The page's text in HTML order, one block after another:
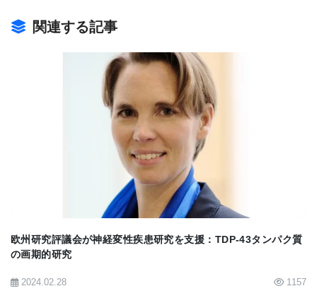
を形成し、オートファジーの準備のためにポリユビ
キチン化されたタンパク質凝集体を隔離することに
2011年10月21日付けのMolecular Cell誌に掲載され
たこのメカニズムの発見は、タンパク質凝集体を選
択的に分解する新しい、より効果的な薬の開発への
扉を開くであろう。そして、神経変性疾患の治療に
活用できることが有望視される。
[BioQuick News: How Brain Cells Degrade
Dangerous Protein Aggregates
関連する記事
BIOMARKET JP
欧州研究評議会が神経変性疾患研究を支援：TDP-43タンパク質
の画期的研究
2024.02.28 1157